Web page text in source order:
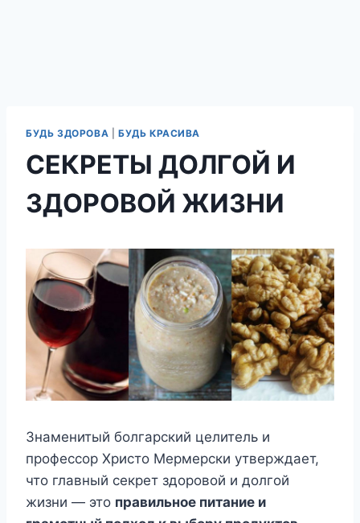
БУДЬ ЗДОРОВА БУДЬ КРАСИВА
СЕКРЕТЫ ДОЛГОЙ И
ЗДОРОВОЙ ЖИЗНИ
Знаменитый болгарский целитель и
профессор Христо Мермерски утверждает,
что главный секрет здоровой и долгой
жизни — это правильное питание и